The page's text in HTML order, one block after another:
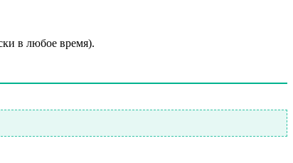
в любое время).